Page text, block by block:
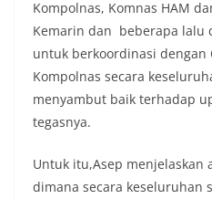
Kompolnas, Komnas HAM
Kemarin dan beberapa lalu
untuk berkoordinasi dengan
Kompolnas secara
menyambut baik terhadap
tegasnya.
Untuk itu,Asep menjelaskan
dimana secara keseluruhan